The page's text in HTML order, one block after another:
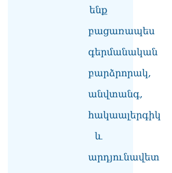
ենք
բացառապես
գերմանական
բարձրորակ,
անվտանգ,
հակաալերգիկ
և
արդյունավետ